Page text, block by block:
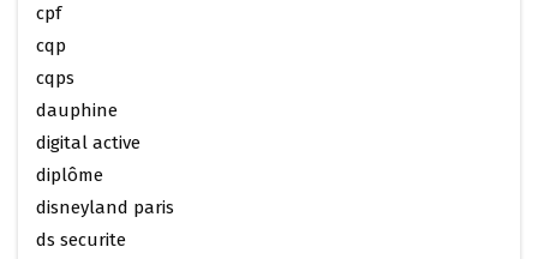
cpf
cqp
cqps
dauphine
digital active
diplôme
disneyland paris
ds securite